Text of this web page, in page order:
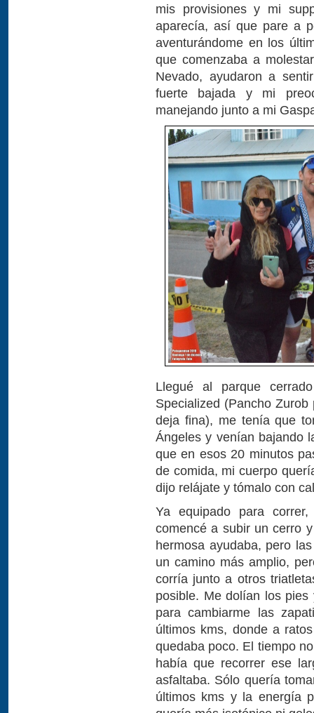
mis provisiones y mi
aparecía, así que pare a
aventurándome en los
que comenzaba a
Nevado, ayudaron a
fuerte bajada y mi
manejando junto a mi
Llegué al parque
Specialized (Pancho
deja fina), me tenía que
Ángeles y venían bajando
que en esos 20 minutos
de comida, mi cuerpo
dijo relájate y tómalo con
Ya equipado para
comencé a subir un cerro
hermosa ayudaba, pero
un camino más amplio,
corría junto a otros
posible. Me dolían los
para cambiarme las
últimos kms, donde a
quedaba poco. El tiempo
había que recorrer ese
asfaltaba. Sólo quería
últimos kms y la energía